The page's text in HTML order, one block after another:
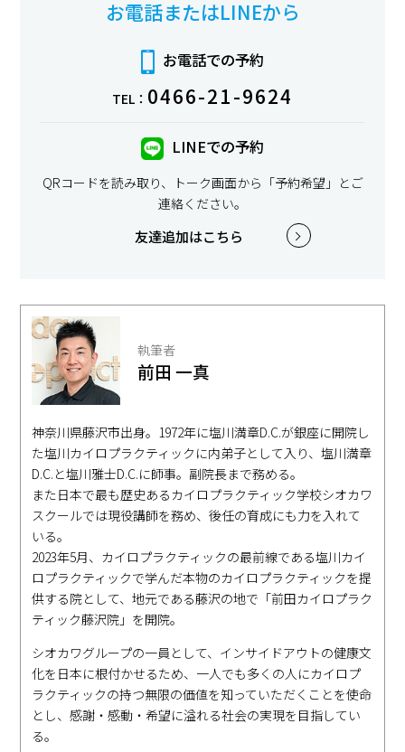
お電話またはLINEから
お電話での予約
TEL： 0466-21-9624
LINEでの予約
QRコードを読み取り、トーク画面から「予約希望」とご
連絡ください。
友達追加はこちら
執筆者
前田 一真
神奈川県藤沢市出身。1972年に塩川満章D.C.が銀座に開院し
た塩川カイロプラクティックに内弟子として入り、塩川満章
D.C.と塩川雅士D.C.に師事。副院長まで務める。
また日本で最も歴史あるカイロプラクティック学校シオカワ
スクールでは現役講師を務め、後任の育成にも力を入れて
いる。
2023年5月、カイロプラクティックの最前線である塩川カイ
ロプラクティックで学んだ本物のカイロプラクティックを提
供する院として、地元である藤沢の地で「前田カイロプラク
ティック藤沢院」を開院。
シオカワグループの一員として、インサイドアウトの健康文
化を日本に根付かせるため、一人でも多くの人にカイロプ
ラクティックの持つ無限の価値を知っていただくことを使命
とし、感謝・感動・希望に溢れる社会の実現を目指してい
る。